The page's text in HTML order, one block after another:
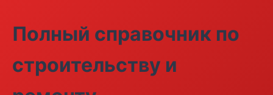
Полный справочник по
строительству и